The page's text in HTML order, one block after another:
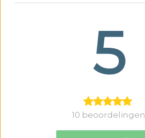
5
10 beoordelingen